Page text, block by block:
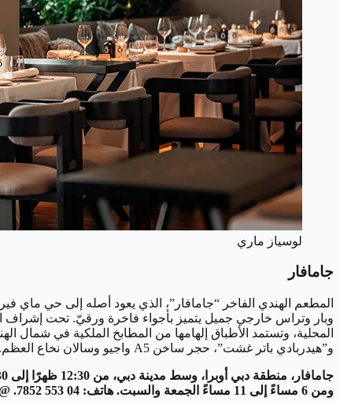
لوسياز ماري
جامافار
المطعم الهندي الفاخر “جامافار”، الذي يعود أصله إلى حي
وبار وتراس خارجي جميل يتميز بأجواء فاخرة ورقيّ. تحت إشراف
المحلية، وتستمد الأطباق إلهامها من المطابخ الملكية في شمال
و”هيدربادي باتر غشت”، حجر ساخن A5 واجيو وسالان نخاع العظم.
ومن 6 مساءً إلى 11 مساءً الجمعة والسبت. هاتف: 04 553 7852. @jamavardubai